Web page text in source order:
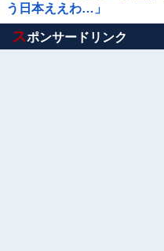
う日本ええわ…」
Powered by livedoor 相互RSS
スポンサードリンク